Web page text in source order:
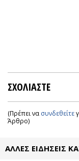
ΣΧΟΛΙΑΣΤΕ
(Πρέπει να συνδεθείτε
Άρθρο)
ΑΛΛΕΣ ΕΙΔΗΣΕΙΣ